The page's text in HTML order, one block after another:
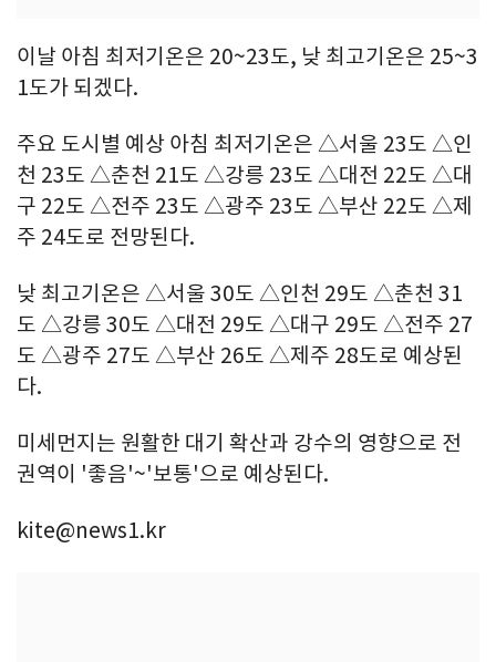
이날 아침 최저기온은 20~23도, 낮 최고기온은 25~3
1도가 되겠다.
주요 도시별 예상 아침 최저기온은 △서울 23도 △인
천 23도 △춘천 21도 △강릉 23도 △대전 22도 △대
구 22도 △전주 23도 △광주 23도 △부산 22도 △제
주 24도로 전망된다.
낮 최고기온은 △서울 30도 △인천 29도 △춘천 31
도 △강릉 30도 △대전 29도 △대구 29도 △전주 27
도 △광주 27도 △부산 26도 △제주 28도로 예상된
다.
미세먼지는 원활한 대기 확산과 강수의 영향으로 전
권역이 '좋음'~'보통'으로 예상된다.
kite@news1.kr